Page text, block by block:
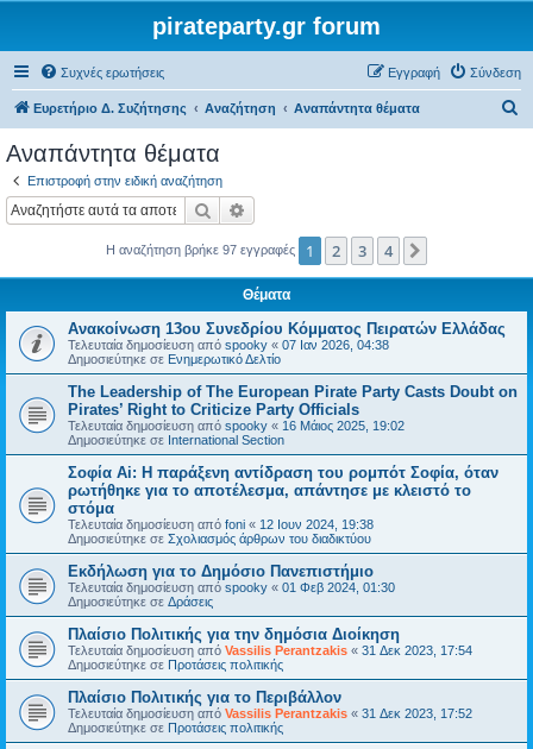
pirateparty.gr forum
Συχνές ερωτήσεις Σύνδεση
Εγγραφή
Ευρετήριο Δ. Συζήτησης Αναζήτηση Αναπάντητα θέματα
η
Αναπάντητα θέματα
Επιστροφή στην ειδική αναζήτηση
Αναζήτηση
Η αναζήτηση βρήκε 97 εγγραφές 1 2 3 4
Θέματα
Ανακοίνωση 13ου Συνεδρίου Κόμματος Πειρατών Ελλάδας
Τελευταία δημοσίευση από spooky « 07 Ιαν 2026, 04:38
Δημοσιεύτηκε σε Ενημερωτικό Δελτίο
The Leadership of The European Pirate Party Casts Doubt on
Pirates’ Right to Criticize Party Officials
Τελευταία δημοσίευση από spooky « 16 Μάιος 2025, 19:02
Δημοσιεύτηκε σε International Section
Σοφία Ai: Η παράξενη αντίδραση του ρομπότ Σοφία, όταν
ρωτήθηκε για το αποτέλεσμα, απάντησε με κλειστό το
στόμα
Τελευταία δημοσίευση από foni « 12 Ιουν 2024, 19:38
Δημοσιεύτηκε σε Σχολιασμός άρθρων του διαδικτύου
Εκδήλωση για το Δημόσιο Πανεπιστήμιο
Τελευταία δημοσίευση από spooky « 01 Φεβ 2024, 01:30
Δημοσιεύτηκε σε Δράσεις
Πλαίσιο Πολιτικής για την δημόσια Διοίκηση
Τελευταία δημοσίευση από Vassilis Perantzakis « 31 Δεκ 2023, 17:54
Δημοσιεύτηκε σε Προτάσεις πολιτικής
Πλαίσιο Πολιτικής για το Περιβάλλον
Τελευταία δημοσίευση από Vassilis Perantzakis « 31 Δεκ 2023, 17:52
Δημοσιεύτηκε σε Προτάσεις πολιτικής